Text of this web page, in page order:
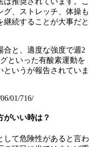
グ、ストレッチ、体操も
続することが大事だと
合と、適度な強度で週2
といった有酸素運動を
いうが報告されていま
01/716/
がいい時は？
して危険性があると言わ